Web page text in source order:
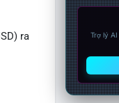
ra
Trợ lý